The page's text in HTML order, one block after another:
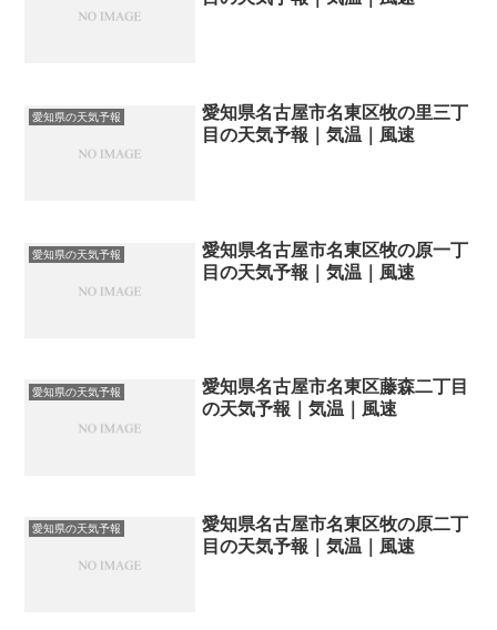
愛知県の天気予報
愛知県名古屋市名東区牧の里三丁
目の天気予報｜気温｜風速
愛知県の天気予報
愛知県名古屋市名東区牧の原一丁
目の天気予報｜気温｜風速
愛知県の天気予報
愛知県名古屋市名東区藤森二丁目
の天気予報｜気温｜風速
愛知県の天気予報
愛知県名古屋市名東区牧の原二丁
目の天気予報｜気温｜風速